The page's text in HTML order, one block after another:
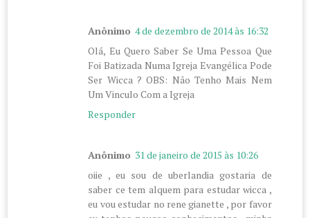
Anônimo 4 de dezembro de 2014 às 16:32
Olá, Eu Quero Saber Se Uma Pessoa Que
Foi Batizada Numa Igreja Evangélica Pode
Ser Wicca ? OBS: Não Tenho Mais Nem
Um Vinculo Com a Igreja
Responder
Anônimo 31 de janeiro de 2015 às 10:26
oiie , eu sou de uberlandia gostaria de
saber ce tem alquem para estudar wicca ,
eu vou estudar no rene gianette , por favor